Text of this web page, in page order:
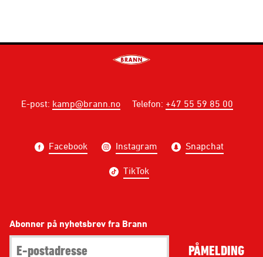
E-post: kamp@brann.no Telefon: +47 55 59 85 00
Facebook Instagram Snapchat
TikTok
Abonner på nyhetsbrev fra Brann
PÅMELDING